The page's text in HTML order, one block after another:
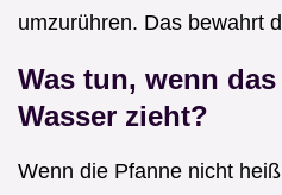
umzurühren. Das bewahrt
Was tun, wenn
Wasser zieht?
Wenn die Pfanne nicht